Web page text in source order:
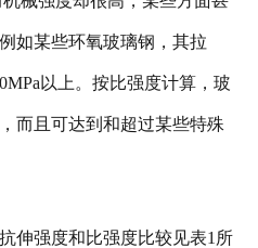
如某些环氧玻璃钢，其拉
以上。按比强度计算，玻
而且可达到和超过某些特殊
伸强度和比强度比较见表1所